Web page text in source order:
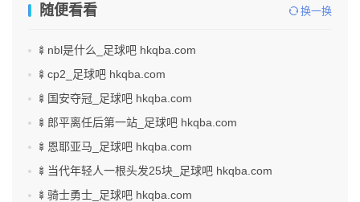
随便看看 换一换
🍢nbl是什么_足球吧 hkqba.com
🍢cp2_足球吧 hkqba.com
🍢国安夺冠_足球吧 hkqba.com
🍢郎平离任后第一站_足球吧 hkqba.com
🍢恩耶亚马_足球吧 hkqba.com
🍢当代年轻人一根头发25块_足球吧 hkqba.com
🍢骑士勇士_足球吧 hkqba.com